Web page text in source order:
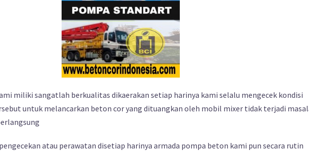
miliki sangatlah berkualitas dikaerakan setiap harinya kami selalu mengecek kondisi
untuk melancarkan beton cor yang dituangkan oleh mobil mixer tidak terjadi
atau perawatan disetiap harinya armada pompa beton kami pun secara rutin